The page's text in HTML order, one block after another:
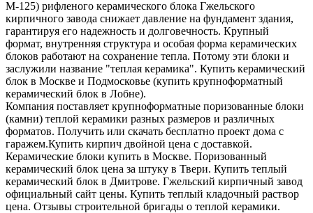
М-125) рифленого керамического блока Гжельского
кирпичного завода снижает давление на фундамент здания,
гарантируя его надежность и долговечность. Крупный
формат, внутренняя структура и особая форма керамических
блоков работают на сохранение тепла. Потому эти блоки и
заслужили название "теплая керамика". Купить керамический
блок в Москве и Подмосковье (купить крупноформатный
керамический блок в Лобне).
Компания поставляет крупноформатные поризованные блоки
(камни) теплой керамики разных размеров и различных
форматов. Получить или скачать бесплатно проект дома с
гаражем.Купить кирпич двойной цена с доставкой.
Керамические блоки купить в Москве. Поризованный
керамический блок цена за штуку в Твери. Купить теплый
керамический блок в Дмитрове. Гжельский кирпичный завод
официальный сайт цены. Купить теплый кладочный раствор
цена. Отзывы строительной бригады о теплой керамики.